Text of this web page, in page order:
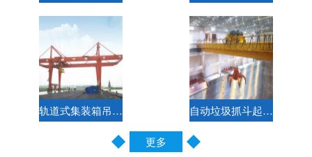
轨道式集装箱吊钩两用门式起重机控制方案 自动垃圾抓斗起重机电气控制方案
更多